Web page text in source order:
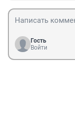
Гость
Войти